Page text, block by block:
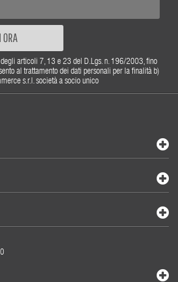
ORA
articoli 7, 13 e 23 del D.Lgs. n. 196/2003, fino
al trattamento dei dati personali per la finalità b)
s.r.l. società a socio unico